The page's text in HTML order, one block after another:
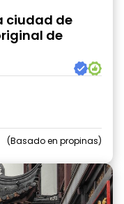
ciudad de
de
Basado en propinas